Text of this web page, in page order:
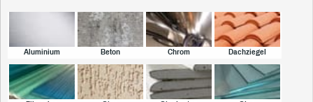
Aluminium Beton Chrom Dachziegel